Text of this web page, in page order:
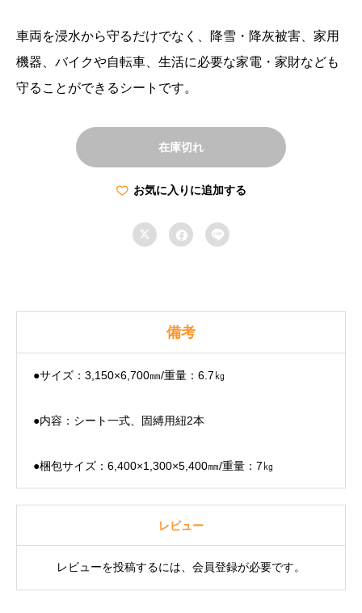
車両を浸水から守るだけでなく、降雪・降灰被害、家用
機器、バイクや自転車、生活に必要な家電・家財なども
守ることができるシートです。
在庫切れ
お気に入りに追加する
  
備考
●サイズ：3,150×6,700㎜/重量：6.7㎏
●内容：シート一式、固縛用紐2本
●梱包サイズ：6,400×1,300×5,400㎜/重量：7㎏
レビュー
レビューを投稿するには、会員登録が必要です。